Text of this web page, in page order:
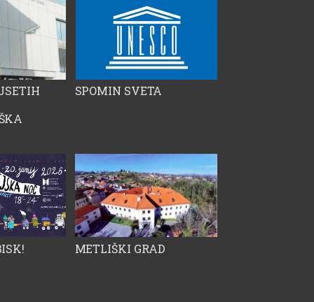
SPOMIN SVETA
METLIŠKI GRAD